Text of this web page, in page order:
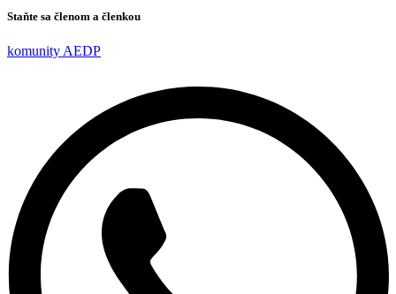
Staňte sa členom a členkou
komunity AEDP